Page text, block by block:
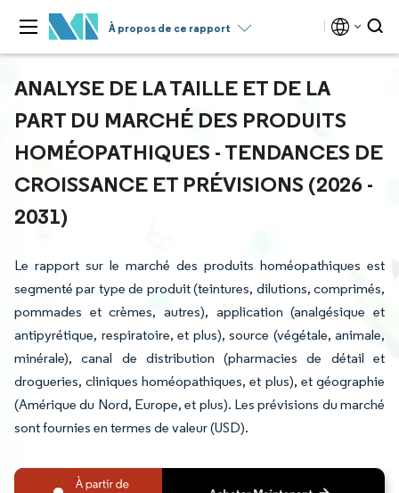
À propos de ce rapport
ANALYSE DE LA TAILLE ET DE LA
PART DU MARCHÉ DES PRODUITS
HOMÉOPATHIQUES - TENDANCES DE
CROISSANCE ET PRÉVISIONS (2026 -
2031)
Le rapport sur le marché des produits homéopathiques est
segmenté par type de produit (teintures, dilutions, comprimés,
pommades et crèmes, autres), application (analgésique et
antipyrétique, respiratoire, et plus), source (végétale, animale,
minérale), canal de distribution (pharmacies de détail et
drogueries, cliniques homéopathiques, et plus), et géographie
(Amérique du Nord, Europe, et plus). Les prévisions du marché
sont fournies en termes de valeur (USD).